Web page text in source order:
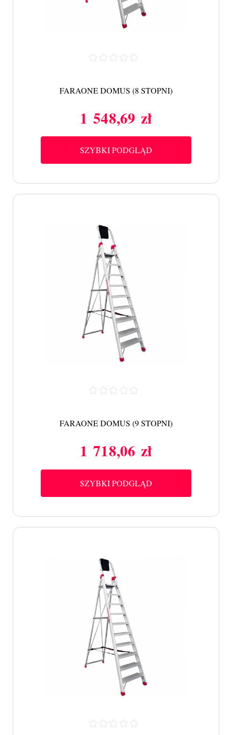
FARAONE DOMUS (8 STOPNI)
Cena
1 548,69 zł
SZYBKI PODGLĄD
FARAONE DOMUS (9 STOPNI)
Cena
1 718,06 zł
SZYBKI PODGLĄD